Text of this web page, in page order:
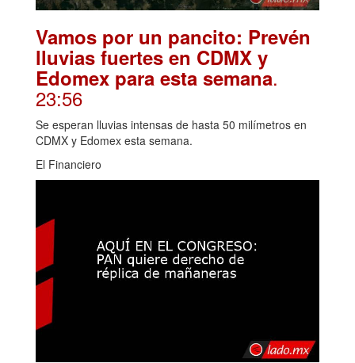
Vamos por un pancito: Prevén
lluvias fuertes en CDMX y
Edomex para esta semana.
23:56
Se esperan lluvias intensas de hasta 50 milímetros en
CDMX y Edomex esta semana.
El Financiero